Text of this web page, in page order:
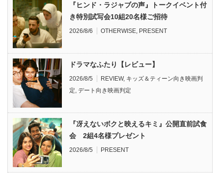
『ヒンド・ラジャブの声』トークイベント付
き特別試写会10組20名様ご招待
2026/8/6 OTHERWISE PRESENT
ドラマなふたり【レビュー】
2026/8/5 REVIEW, キッズ＆ティーン向き映画判
定 デート向き映画判定
『冴えないボクと映えるキミ』公開直前試食
会 2組4名様プレゼント
2026/8/5 PRESENT